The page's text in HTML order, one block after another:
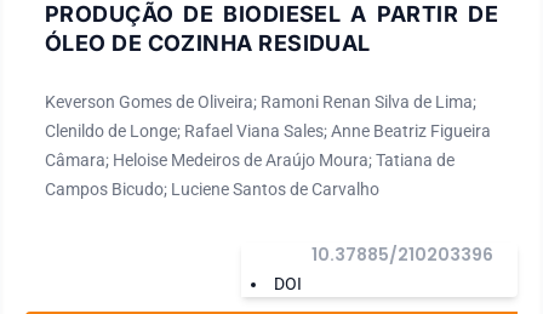
PRODUÇÃO DE BIODIESEL A PARTIR DE
ÓLEO DE COZINHA RESIDUAL
Keverson Gomes de Oliveira; Ramoni Renan Silva de Lima;
Clenildo de Longe; Rafael Viana Sales; Anne Beatriz Figueira
Câmara; Heloise Medeiros de Araújo Moura; Tatiana de
Campos Bicudo; Luciene Santos de Carvalho
DOI
10.37885/210203396